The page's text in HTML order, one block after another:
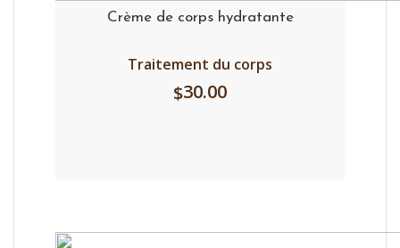
Crème de corps hydratante
Traitement du corps
$30.00